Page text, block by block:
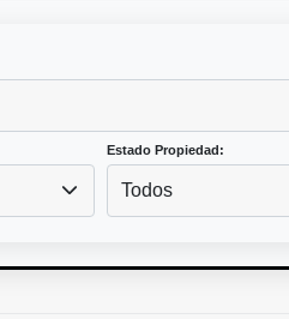
Estado Propiedad:
Todos